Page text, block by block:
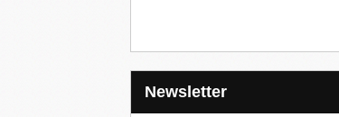
Newsletter